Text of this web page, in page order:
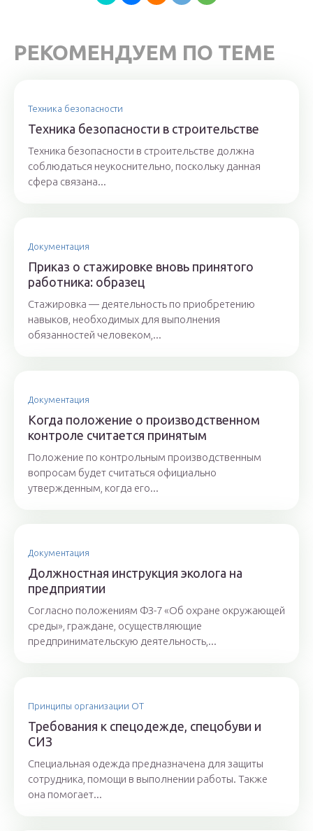
РЕКОМЕНДУЕМ ПО ТЕМЕ
Техника безопасности
Техника безопасности в строительстве
Техника безопасности в строительстве должна
соблюдаться неукоснительно, поскольку данная
сфера связана...
Документация
Приказ о стажировке вновь принятого
работника: образец
Стажировка — деятельность по приобретению
навыков, необходимых для выполнения
обязанностей человеком,...
Документация
Когда положение о производственном
контроле считается принятым
Положение по контрольным производственным
вопросам будет считаться официально
утвержденным, когда его...
Документация
Должностная инструкция эколога на
предприятии
Согласно положениям ФЗ-7 «Об охране окружающей
среды», граждане, осуществляющие
предпринимательскую деятельность,...
Принципы организации ОТ
Требования к спецодежде, спецобуви и
СИЗ
Специальная одежда предназначена для защиты
сотрудника, помощи в выполнении работы. Также
она помогает...